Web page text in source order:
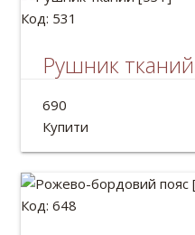
Код: 531
Рушник тканий
Рушник тканий льняной
Довжина: 2м
690
Купити
Код: 648